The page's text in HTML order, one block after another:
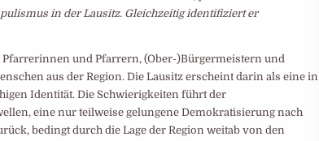
in der Lausitz. Gleichzeitig identifiziert er
und Pfarrern, (Ober-)Bürgermeistern und
aus der Region. Die Lausitz erscheint darin als eine in
Identität. Die Schwierigkeiten führt der
eine nur teilweise gelungene Demokratisierung nach
bedingt durch die Lage der Region weitab von den